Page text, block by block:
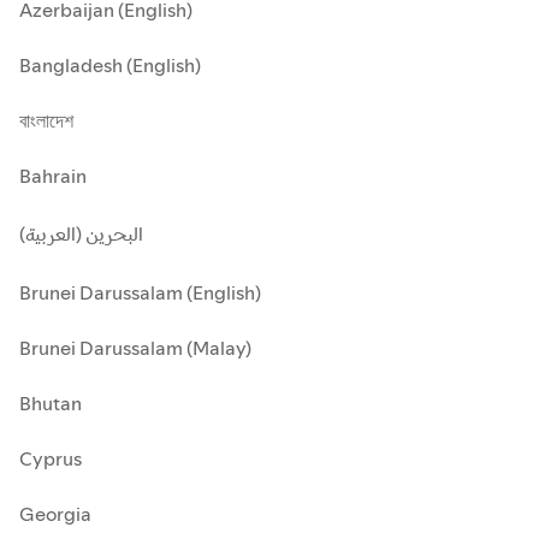
Azerbaijan (English)
Bangladesh (English)
বাংলাদেশ
Bahrain
البحرين (العربية)
Brunei Darussalam (English)
Brunei Darussalam (Malay)
Bhutan
Cyprus
Georgia